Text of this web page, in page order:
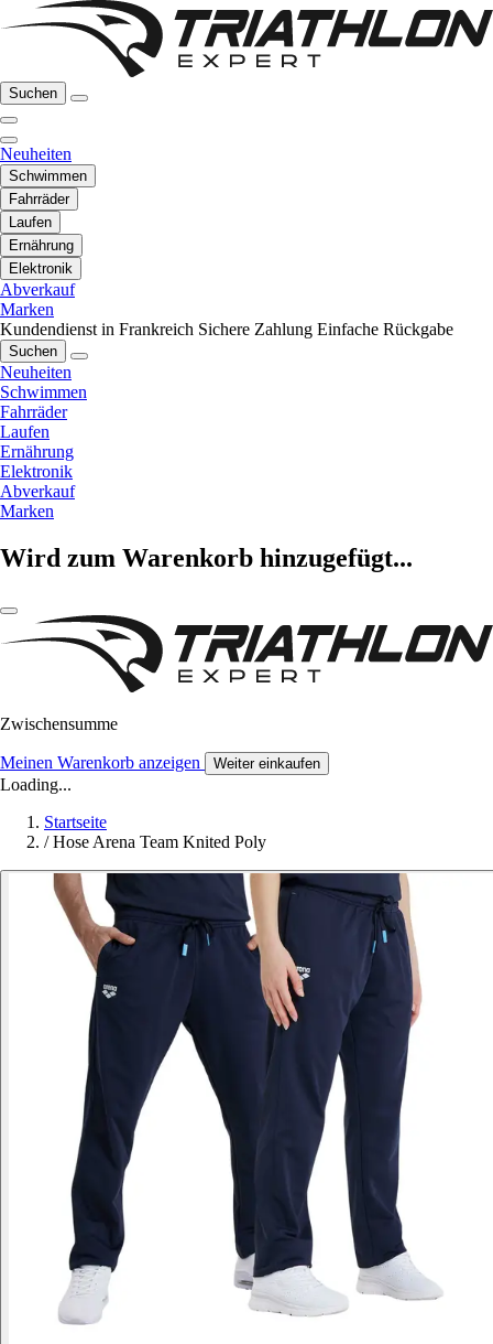
Suchen
Neuheiten
Schwimmen
Fahrräder
Laufen
Ernährung
Elektronik
Abverkauf
Marken
Kundendienst in Frankreich Sichere Zahlung Einfache Rückgabe
Suchen
Neuheiten
Schwimmen
Fahrräder
Laufen
Ernährung
Elektronik
Abverkauf
Marken
Wird zum Warenkorb hinzugefügt...
Zwischensumme
Meinen Warenkorb anzeigen Weiter einkaufen
Loading...
Startseite
/ Hose Arena Team Knited Poly